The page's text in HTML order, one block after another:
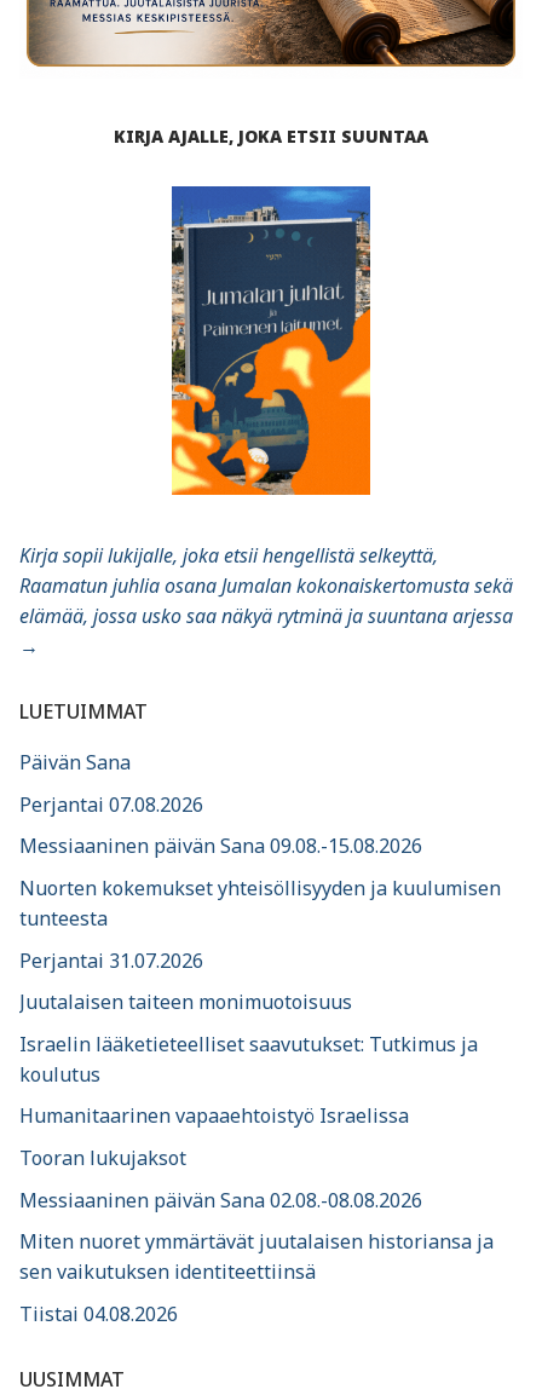
KIRJA AJALLE, JOKA ETSII SUUNTAA
Kirja sopii lukijalle, joka etsii hengellistä selkeyttä,
Raamatun juhlia osana Jumalan kokonaiskertomusta sekä
elämää, jossa usko saa näkyä rytminä ja suuntana arjessa
→
LUETUIMMAT
Päivän Sana
Perjantai 07.08.2026
Messiaaninen päivän Sana 09.08.-15.08.2026
Nuorten kokemukset yhteisöllisyyden ja kuulumisen
tunteesta
Perjantai 31.07.2026
Juutalaisen taiteen monimuotoisuus
Israelin lääketieteelliset saavutukset: Tutkimus ja
koulutus
Humanitaarinen vapaaehtoistyö Israelissa
Tooran lukujaksot
Messiaaninen päivän Sana 02.08.-08.08.2026
Miten nuoret ymmärtävät juutalaisen historiansa ja
sen vaikutuksen identiteettiinsä
Tiistai 04.08.2026
UUSIMMAT